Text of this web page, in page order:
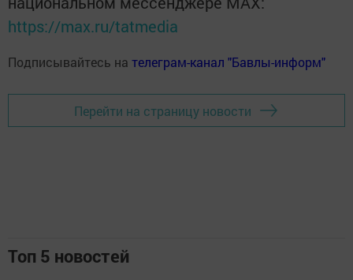
https://max.ru/tatmedia
Подписывайтесь на телеграм-канал "Бавлы-информ"
Перейти на страницу новости
Топ 5 новостей